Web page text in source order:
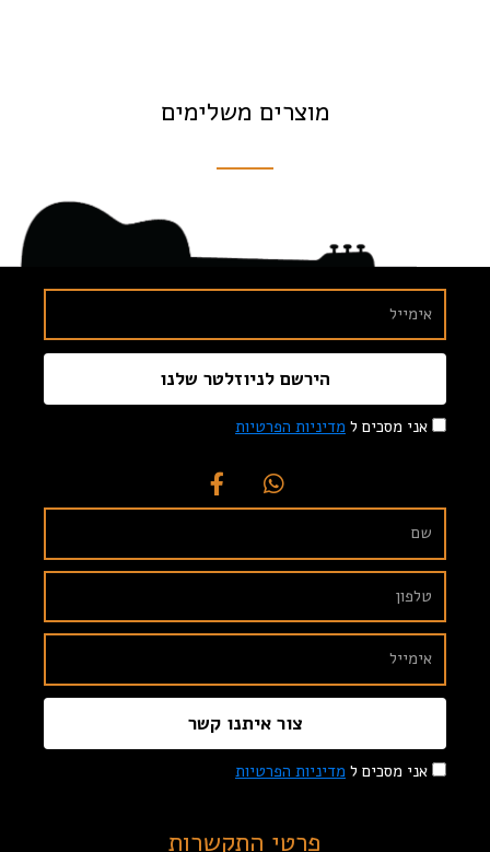
מוצרים משלימים
אני מסכים ל מדיניות הפרטיות
הירשם לניוזלטר שלנו
אני מסכים ל מדיניות הפרטיות
צור איתנו קשר
פרטי התקשרות